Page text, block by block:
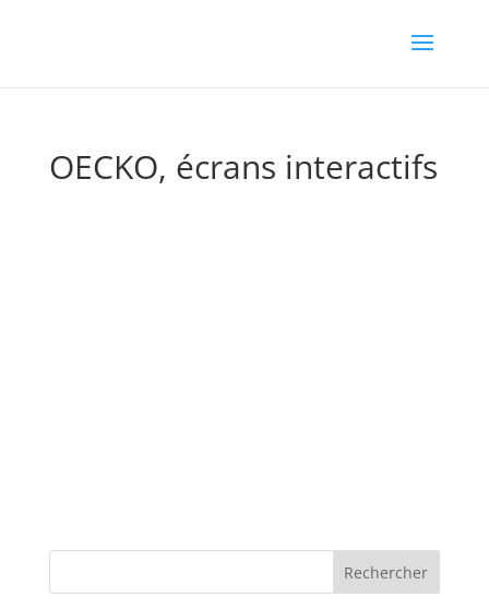
OECKO, écrans interactifs